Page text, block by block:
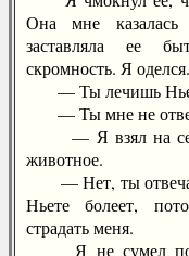
Она мне казалась
заставляла ее
скромность. Я оделся.
— Ты лечишь
— Ты мне не
— Я взял на себя
животное.
— Нет, ты
Ньете болеет,
страдать меня.
Я не сумел